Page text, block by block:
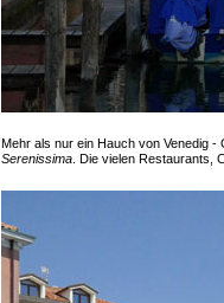
Mehr als nur ein Hauch von Venedig
Serenissima . Die vielen